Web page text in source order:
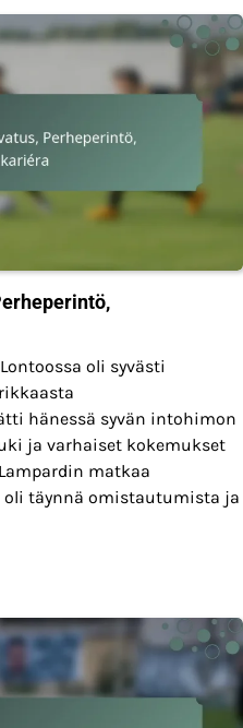
oli syvästi
hänessä syvän intohimon
ja varhaiset kokemukset
matkaa
täynnä omistautumista ja